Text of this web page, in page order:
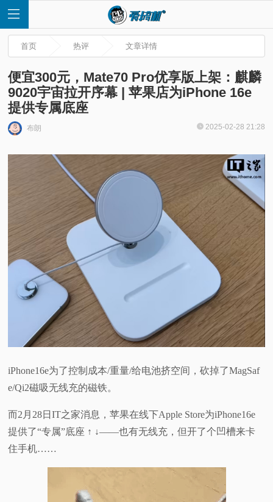
首
评
测
普
体
验
首页 热评 文章详情
便宜300元，Mate70 Pro优享版上架：麒麟
9020宇宙拉开序幕 | 苹果店为iPhone 16e
提供专属底座
布朗 2025-02-28 21:28
iPhone16e为了控制成本/重量/给电池挤空间，砍掉了MagSaf
e/Qi2磁吸无线充的磁铁。
而2月28日IT之家消息，苹果在线下Apple Store为iPhone16e
提供了“专属”底座 ↑ ↓——也有无线充，但开了个凹槽来卡
住手机……